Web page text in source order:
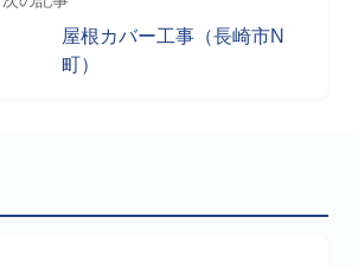
屋根カバー工事（長崎市N
町）